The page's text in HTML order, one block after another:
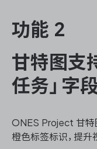
功能 2
甘特图支
任务」字
ONES Project 甘特
橙色标签标识，提升